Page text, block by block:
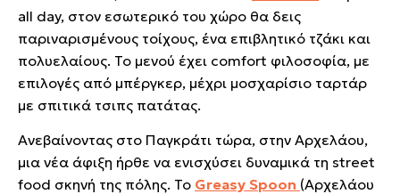
all day, στον εσωτερικό του χώρο θα δεις
παριναρισμένους τοίχους, ένα επιβλητικό τζάκι και
πολυελαίους. Το μενού έχει comfort φιλοσοφία, με
επιλογές από μπέργκερ, μέχρι μοσχαρίσιο ταρτάρ
με σπιτικά τσιπς πατάτας.
Ανεβαίνοντας στο Παγκράτι τώρα, στην Αρχελάου,
μια νέα άφιξη ήρθε να ενισχύσει δυναμικά τη street
food σκηνή της πόλης. Το Greasy Spoon (Αρχελάου